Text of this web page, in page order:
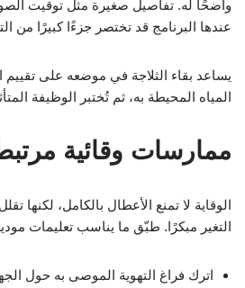
واضحًا له. تفاصيل صغيرة مثل توقيت
عندها البرنامج قد تختصر جزءًا كبيرًا من
يساعد بقاء الثلاجة في موضعه على تقييم
المياه المحيطة به، ثم تُختبر الوظيفة
ممارسات وقائية
الوقاية لا تمنع الأعطال بالكامل، لكنها
التغير مبكرًا. طبّق ما يناسب تعليمات
اترك فراغ التهوية الموصى به حول